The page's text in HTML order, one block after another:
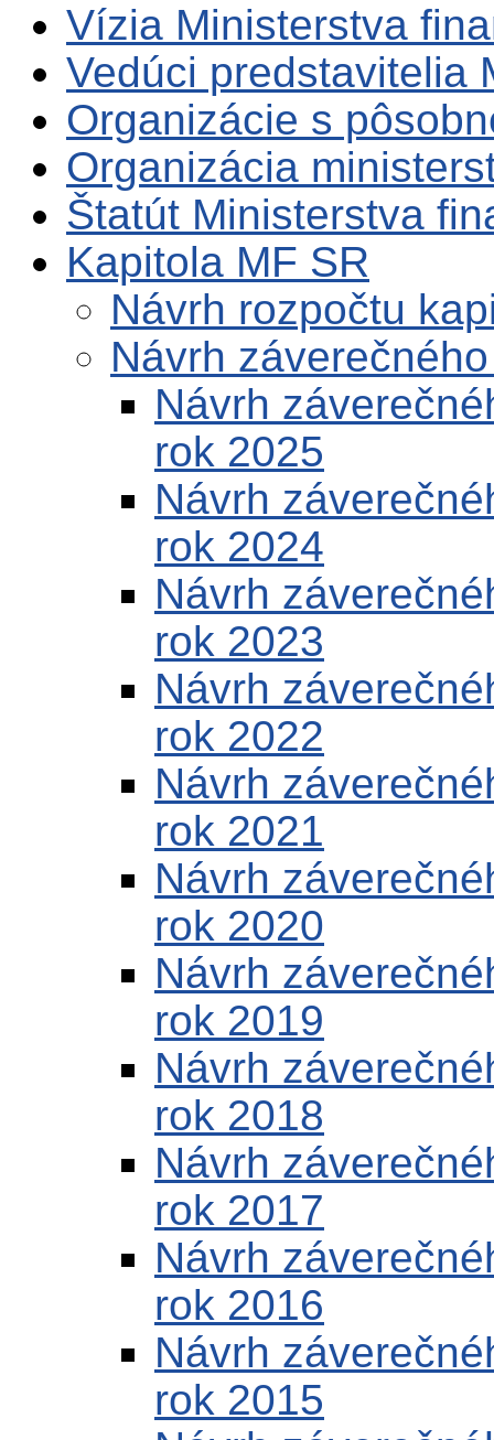
Vízia Ministerstva
Vedúci predstavitelia
Organizácie s
Organizácia
Štatút Ministerstva
Kapitola MF SR
Návrh rozpočtu
Návrh
Návrh
rok 2025
Návrh
rok 2024
Návrh
rok 2023
Návrh
rok 2022
Návrh
rok 2021
Návrh
rok 2020
Návrh
rok 2019
Návrh
rok 2018
Návrh
rok 2017
Návrh
rok 2016
Návrh
rok 2015